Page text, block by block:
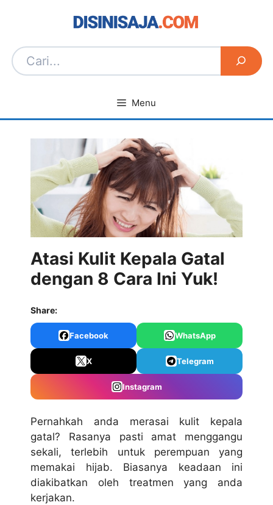
Menu
Atasi Kulit Kepala Gatal
dengan 8 Cara Ini Yuk!
Share:
Facebook WhatsApp
X Telegram
Instagram
Pernahkah anda merasai kulit kepala
gatal? Rasanya pasti amat menggangu
sekali, terlebih untuk perempuan yang
memakai hijab. Biasanya keadaan ini
diakibatkan oleh treatmen yang anda
kerjakan.